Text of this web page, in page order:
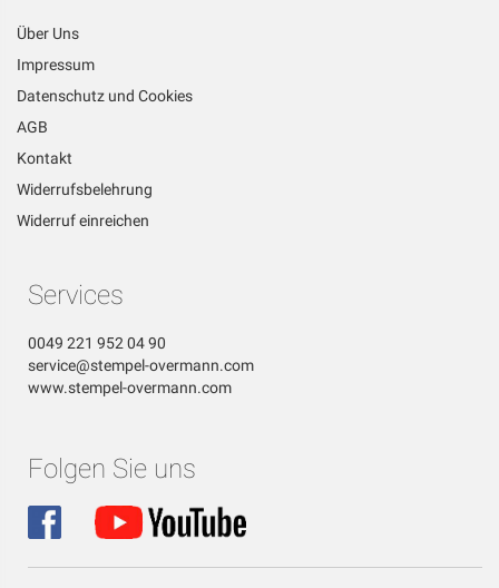
Über Uns
Impressum
Datenschutz und Cookies
AGB
Kontakt
Widerrufsbelehrung
Widerruf einreichen
Services
0049 221 952 04 90
service@stempel-overmann.com
www.stempel-overmann.com
Folgen Sie uns